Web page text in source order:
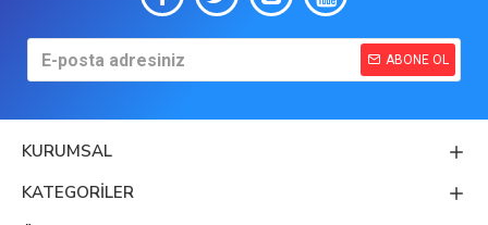
ABONE OL
KURUMSAL
KATEGORİLER